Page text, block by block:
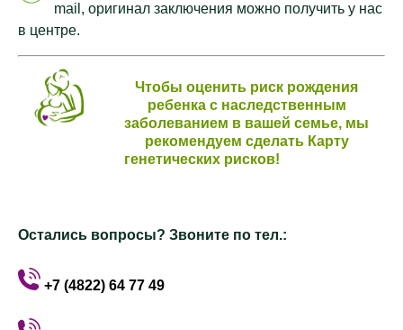
mail, оригинал заключения можно получить у нас
в центре.
Чтобы оценить риск рождения
ребенка с наследственным
заболеванием в вашей семье, мы
рекомендуем сделать Карту
генетических рисков!
Остались вопросы? Звоните по тел.:
+7 (4822) 64 77 49